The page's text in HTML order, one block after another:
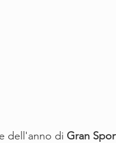
dell'anno di Gran